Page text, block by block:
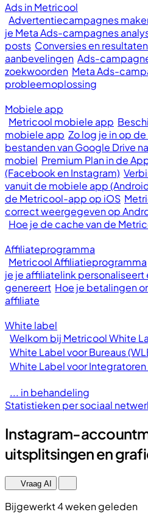
Ads in Metricool
Advertentiecampagnes
je Meta Ads-campagnes
posts Conversies en
aanbevelingen Ads-
zoekwoorden Meta Ads-
probleemoplossing
Mobiele app
Metricool mobiele app
mobiele app Zo log je in op
bestanden van Google Drive
mobiel Premium Plan in de
(Facebook en Instagram)
vanuit de mobiele app
de Metricool-app op iOS
correct weergegeven op
Hoe je de cache van de
Affiliateprogramma
Metricool Affiliatieprogramma
je je affiliatelink
genereert Hoe je betalingen
affiliate
White label
Welkom bij Metricool White
White Label voor Bureaus
White Label voor Integratoren
... in behandeling
Statistieken per sociaal
Instagram-
uitsplitsingen en
Vraag AI
Bijgewerkt 4 weken geleden